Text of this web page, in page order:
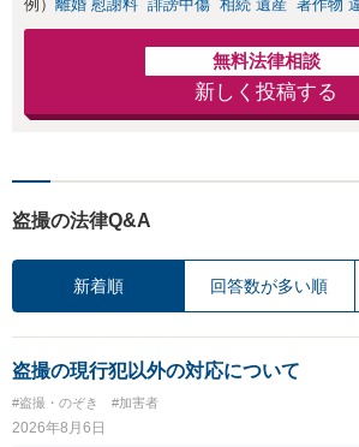
例） 離婚 慰謝料 誹謗中傷 相続 遺産 著作物
無料法律相談
新しく投稿する
盗撮の法律Q&A
新着順 回答数が多い順
盗撮の現行犯以外の対応について
#盗撮・のぞき #加害者
2026年8月6日